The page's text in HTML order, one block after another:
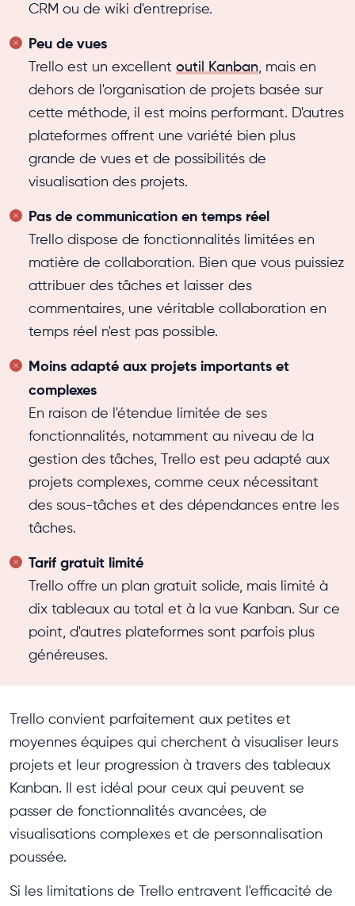
CRM ou de wiki d'entreprise.
Peu de vues
Trello est un excellent outil Kanban, mais en
dehors de l'organisation de projets basée sur
cette méthode, il est moins performant. D'autres
plateformes offrent une variété bien plus
grande de vues et de possibilités de
visualisation des projets.
Pas de communication en temps réel
Trello dispose de fonctionnalités limitées en
matière de collaboration. Bien que vous puissiez
attribuer des tâches et laisser des
commentaires, une véritable collaboration en
temps réel n'est pas possible.
Moins adapté aux projets importants et
complexes
En raison de l'étendue limitée de ses
fonctionnalités, notamment au niveau de la
gestion des tâches, Trello est peu adapté aux
projets complexes, comme ceux nécessitant
des sous-tâches et des dépendances entre les
tâches.
Tarif gratuit limité
Trello offre un plan gratuit solide, mais limité à
dix tableaux au total et à la vue Kanban. Sur ce
point, d'autres plateformes sont parfois plus
généreuses.
Trello convient parfaitement aux petites et
moyennes équipes qui cherchent à visualiser leurs
projets et leur progression à travers des tableaux
Kanban. Il est idéal pour ceux qui peuvent se
passer de fonctionnalités avancées, de
visualisations complexes et de personnalisation
poussée.
Si les limitations de Trello entravent l'efficacité de